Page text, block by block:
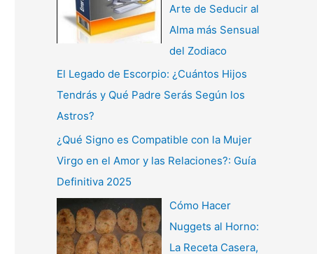
Arte de Seducir al
Alma más Sensual
del Zodiaco
El Legado de Escorpio: ¿Cuántos Hijos
Tendrás y Qué Padre Serás Según los
Astros?
¿Qué Signo es Compatible con la Mujer
Virgo en el Amor y las Relaciones?: Guía
Definitiva 2025
Cómo Hacer
Nuggets al Horno:
La Receta Casera,